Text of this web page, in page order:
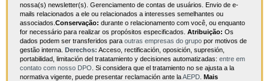
nossa(s) newsletter(s). Gerenciamento de contas de usuários. Envio de e-
mails relacionados a ele ou relacionados a interesses semelhantes ou
associados. Conservação: durante o relacionamento com você, ou enquanto
for necessário para realizar os propósitos especificados. Atribuição: Os
dados podem ser transferidos para outras empresas do grupo por motivos de
gestão interna. Derechos: Acceso, rectificación, oposición, supresión,
portabilidad, limitación del tratatamiento y decisiones automatizadas: entre em
contato com nosso DPO . Si considera que el tratamiento no se ajusta a la
normativa vigente, puede presentar reclamación ante laAEPD Mais